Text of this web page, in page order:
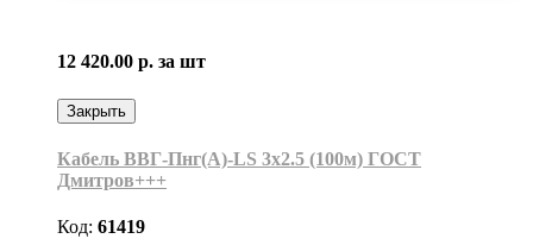
12 420.00 р. за шт
Закрыть
Кабель ВВГ-Пнг(А)-LS 3х2.5 (100м) ГОСТ
Дмитров+++
Код: 61419